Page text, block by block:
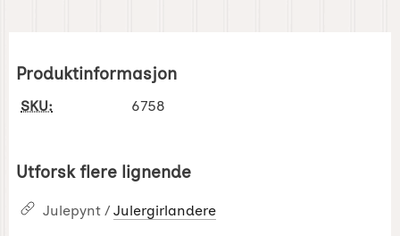
Produktinformasjon
SKU: 6758
Utforsk flere lignende
Julepynt / Julergirlandere